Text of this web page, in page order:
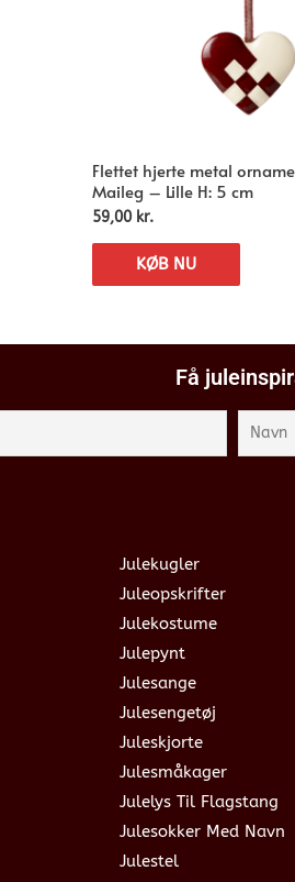
Flettet hjerte metal
Maileg – Lille H: 5 cm
59,00 kr.
KØB NU
Få
Julekugler
Juleopskrifter
Julekostume
Julepynt
Julesange
Julesengetøj
Juleskjorte
Julesmåkager
Julelys Til Flagstang
Julesokker Med Navn
Julestel